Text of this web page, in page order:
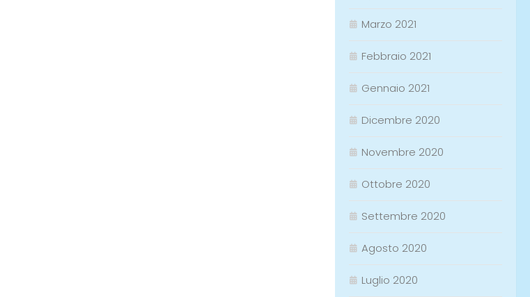
Marzo 2021
Febbraio 2021
Gennaio 2021
Dicembre 2020
Novembre 2020
Ottobre 2020
Settembre 2020
Agosto 2020
Luglio 2020